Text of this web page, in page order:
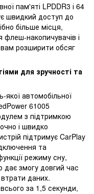
пам'яті LPDDR3 і 64
швидкий доступ до
більше місця,
флеш-накопичувачів і
розширити обсяг
для зручності та
якої автомобільної
61005
з підтримкою
і швидко
підтримує CarPlay
та
режиму сну,
змогу довгий час
даних.
за 1,5 секунди,